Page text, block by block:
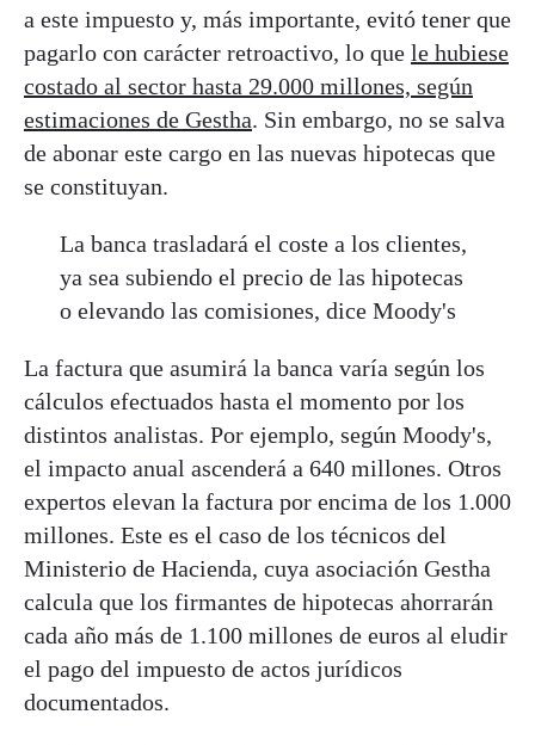
a este impuesto y, más importante, evitó tener que
pagarlo con carácter retroactivo, lo que le hubiese
costado al sector hasta 29.000 millones, según
estimaciones de Gestha. Sin embargo, no se salva
de abonar este cargo en las nuevas hipotecas que
se constituyan.
La banca trasladará el coste a los clientes,
ya sea subiendo el precio de las hipotecas
o elevando las comisiones, dice Moody's
La factura que asumirá la banca varía según los
cálculos efectuados hasta el momento por los
distintos analistas. Por ejemplo, según Moody's,
el impacto anual ascenderá a 640 millones. Otros
expertos elevan la factura por encima de los 1.000
millones. Este es el caso de los técnicos del
Ministerio de Hacienda, cuya asociación Gestha
calcula que los firmantes de hipotecas ahorrarán
cada año más de 1.100 millones de euros al eludir
el pago del impuesto de actos jurídicos
documentados.